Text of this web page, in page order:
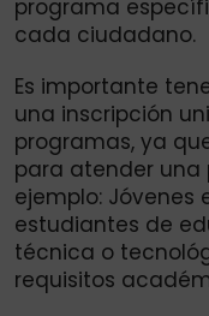
programa
cada ciudadano.
Es importante
una inscripción
programas, ya
para atender una
ejemplo: Jóvenes
estudiantes de
técnica o
requisitos